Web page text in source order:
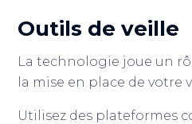
Outils de veille
La technologie joue un
la mise en place de votre
Utilisez des plateformes